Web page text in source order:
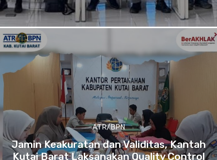
ATR/BPN
Jamin Keakuratan dan Validitas, Kantah
Kutai Barat Laksanakan Quality Control